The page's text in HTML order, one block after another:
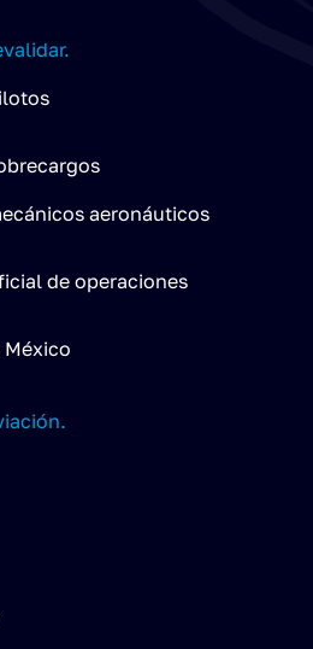
aeronáuticos
de operaciones
México